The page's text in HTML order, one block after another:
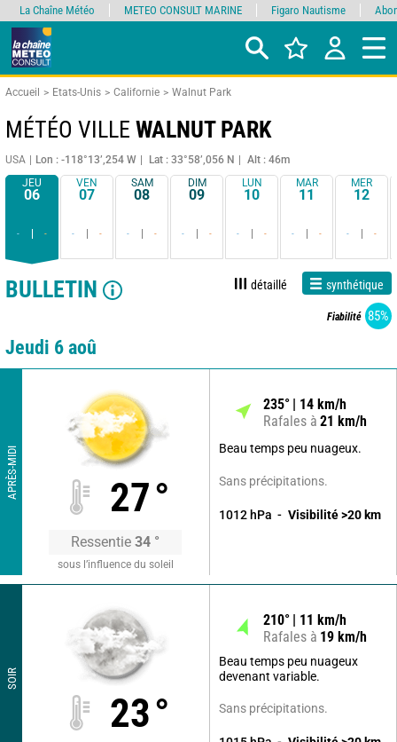
Accueil Etats-Unis Californie Walnut Park
MÉTÉO VILLE WALNUT PARK
USA Lon : -118°13’,254 W Lat : 33°58’,056 N
Alt : 46m
JEU
06
- -
VEN
07
- -
SAM
08
- -
DIM
09
- -
LUN
10
- -
MAR
11
- -
MER
12
- -
BULLETIN détaillé synthétique
Fiabilité 85%
Jeudi 6 aoû
APRÈS-MIDI 27°
Ressentie 34 °
sous l’influence du soleil
235° 14 km/h
Rafales à 21 km/h
Beau temps peu nuageux.
Sans précipitations.
1012 hPa Visibilité >20 km
SOIR
23°
210° 11 km/h
Rafales à 19 km/h
Beau temps peu nuageux
devenant variable.
Sans précipitations.
La Chaîne Météo METEO CONSULT MARINE Figaro Nautisme